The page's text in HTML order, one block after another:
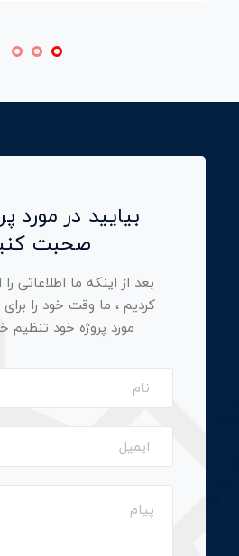
بیایید در مورد
صحبت
بعد از اینکه ما اطلاعاتی
کردیم ، ما وقت خود را
مورد پروژه خود تنظیم